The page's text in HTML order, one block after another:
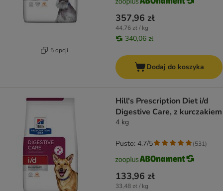
5 opcji
357,96 zł
44,76 zł / kg
340,06 zł
Dodaj do koszyka
Hill's Prescription Diet i/d
Digestive Care, z kurczakiem
4 kg
133,96 zł
33,48 zł / kg
Pusto: 4.7/5 (531)